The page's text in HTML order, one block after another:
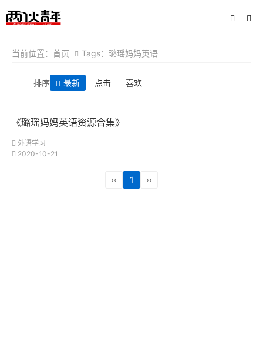
当前位置： 首页 Tags：璐瑶妈妈英语
排序 最新 点击 喜欢
《璐瑶妈妈英语资源合集》
外语学习
2020-10-21
‹‹ 1 ››